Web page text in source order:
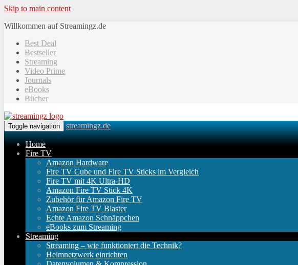
Skip to main content
Willkommen auf Streamingz.de
Best Deal
Bestseller
Streaming
Video Prime
Journals
eBooks
Bücher
Toggle navigation streamingz.de
Home
Fire TV
Amazon Hardware
Fire TV Cube und Fire TV Sticks im Vergleich
Fire TV mit 4K Ultra-HD
Amazon Fire TV Stick 4K
Zubehör für Amazon Fire TV
Amazon Fire TV Blaster
Echte Amazon Schnäppchen
eBooks zum Streaming
Streaming
Streaming – wie funktioniert die Technik?
Heimnetzwerk einrichten